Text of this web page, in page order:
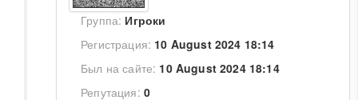
Группа: Игроки
Регистрация: 10 August 2024 18:14
Был на сайте: 10 August 2024 18:14
Репутация: 0